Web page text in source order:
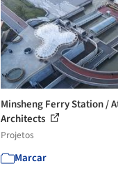
Minsheng Ferry Station /
Architects
Projetos
Marcar